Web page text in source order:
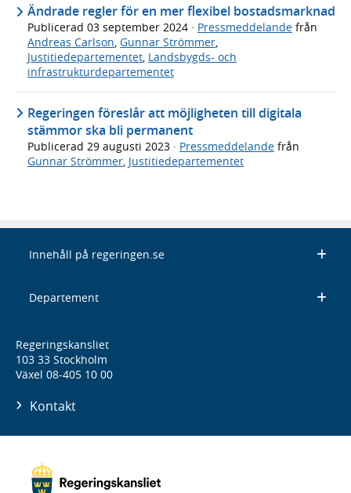
Ändrade regler för en mer flexibel bostadsmarknad
Publicerad 03 september 2024 · Pressmeddelande från
Andreas Carlson, Gunnar Strömmer,
Justitiedepartementet, Landsbygds- och
infrastrukturdepartementet
Regeringen föreslår att möjligheten till digitala
stämmor ska bli permanent
Publicerad 29 augusti 2023 · Pressmeddelande från
Gunnar Strömmer, Justitiedepartementet
Innehåll på regeringen.se
Departement
Regeringskansliet
103 33 Stockholm
Växel 08-405 10 00
Kontakt